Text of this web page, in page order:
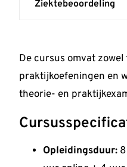
Ziektebeoordeling
De cursus omvat
praktijkoefeningen en
theorie- en
Opleidingsduur:8